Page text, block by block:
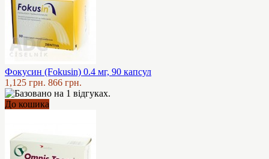
Фокусин (Fokusin) 0.4 мг, 90 капсул
1,125 грн. 866 грн.
До кошика